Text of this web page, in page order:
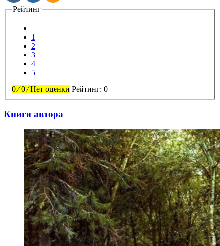
Рейтинг
1
2
3
4
5
0⁄0⁄Нет оценки Рейтинг: 0
Книги автора